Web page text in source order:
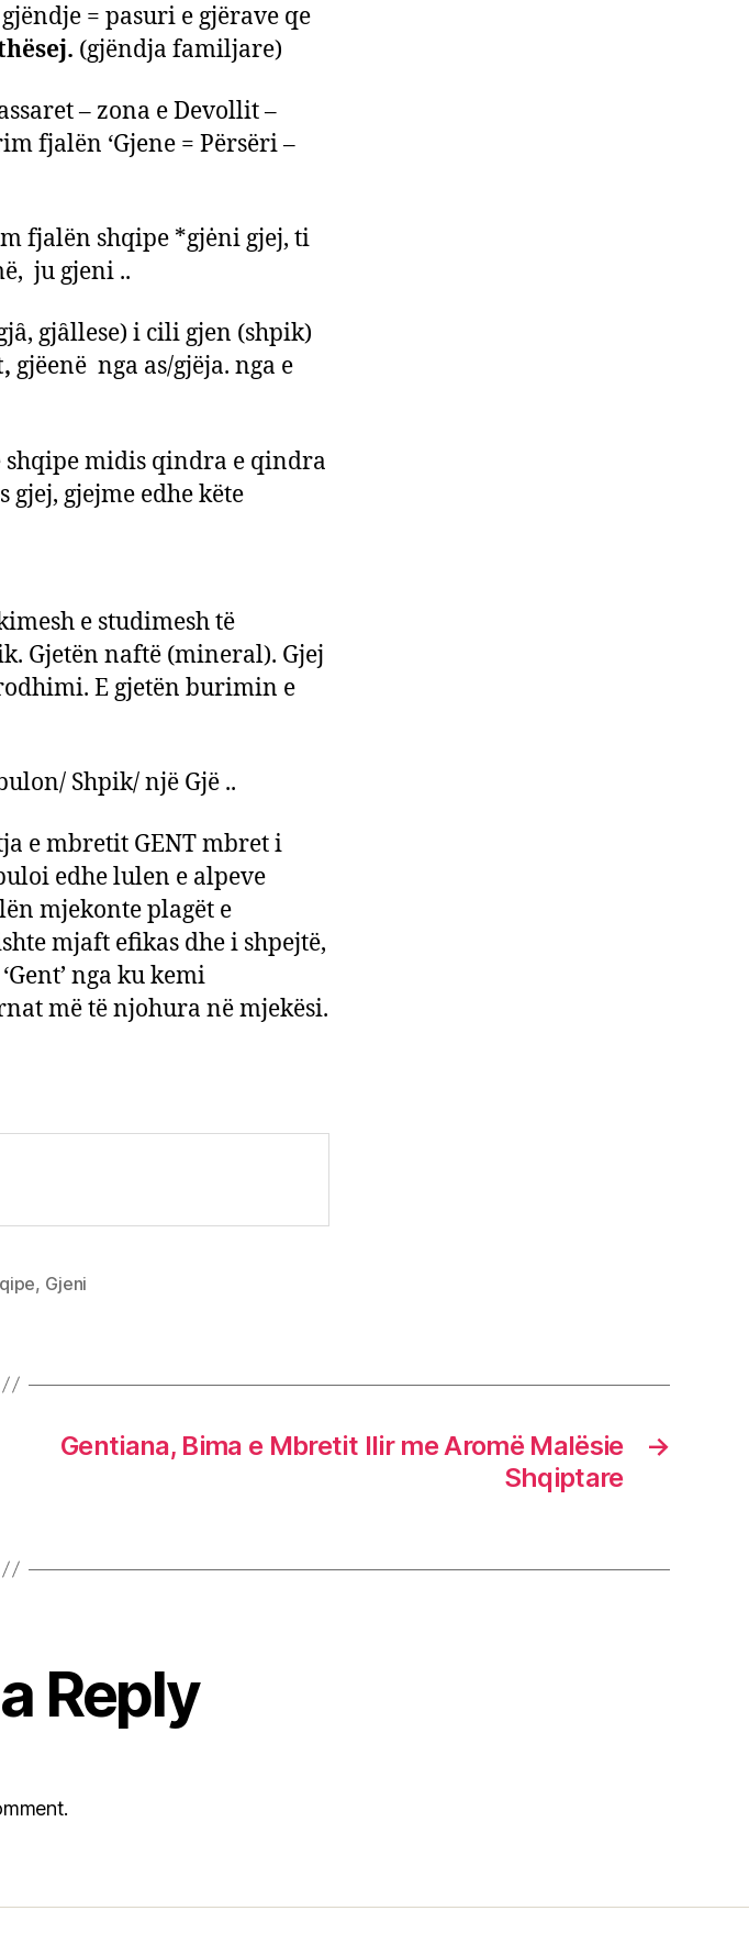
= pasuri e gjërave qe
(gjëndja familjare)
– zona e Devollit –
fjalën ‘Gjene = Përsëri –
fjalën shqipe *gjėni gjej, ti
ju gjeni ..
gjȃllese) i cili gjen (shpik)
gjëenë nga as/gjëja. nga e
shqipe midis qindra e qindra
gjejme edhe këte
e studimesh të
Gjetën naftë (mineral). Gjej
E gjetën burimin e
Shpik/ një Gjë ..
e mbretit GENT mbret i
edhe lulen e alpeve
mjekonte plagët e
mjaft efikas dhe i shpejtë,
nga ku kemi
më të njohura në mjekësi.
, Gjeni
→
Gentiana, Bima e Mbretit Ilir me Aromë Malësie
Shqiptare
Reply